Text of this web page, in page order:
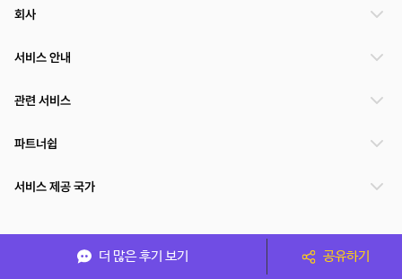
더 많은 후기 보기 공유하기
회사
서비스 안내
관련 서비스
파트너쉽
서비스 제공 국가
(주)NSPACE 사업자정보